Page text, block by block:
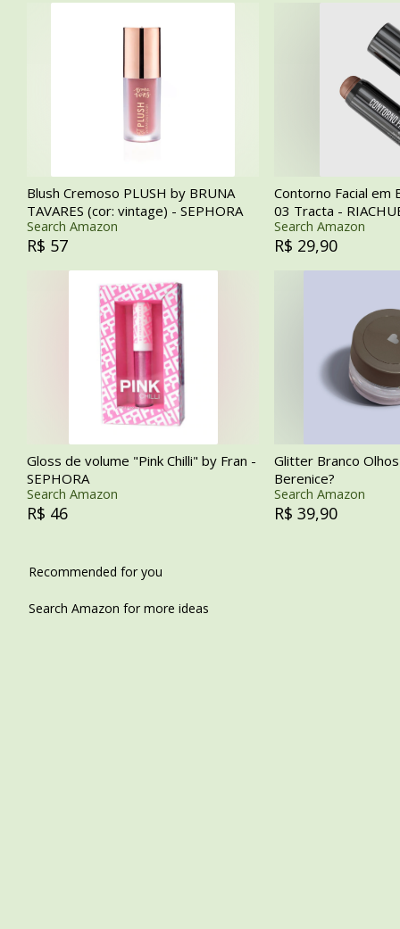
Blush Cremoso PLUSH by BRUNA
TAVARES (cor: vintage) - SEPHORA
Search Amazon
R$ 57
Contorno Facial em
03 Tracta -
Search Amazon
R$ 29,90
Gloss de volume "Pink Chilli" by Fran -
SEPHORA
Search Amazon
R$ 46
Glitter Branco
Berenice?
Search Amazon
R$ 39,90
Recommended for you
Search Amazon for more ideas